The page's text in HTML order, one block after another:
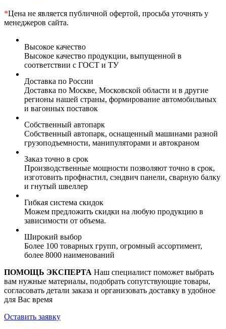
*Цена не является публичной офертой, просьба уточнять у
менеджеров сайта.
Высокое качество
Высокое качество продукции, выпущенной в
соответствии с ГОСТ и ТУ
Доставка по России
Доставка по Москве, Московской области и в другие
регионы нашей страны, формирование автомобильных
и вагонных поставок
Собственный автопарк
Собственный автопарк, оснащенный машинами разной
грузоподъемности, манипуляторами и автокраном
Заказ точно в срок
Производственные мощности позволяют точно в срок,
изготовить профнастил, сэндвич панели, сварную балку
и гнутый швеллер
Гибкая система скидок
Можем предложить скидки на любую продукцию в
зависимости от объема.
Широкий выбор
Более 100 товарных групп, огромный ассортимент,
более 8000 наименований
ПОМОЩЬ ЭКСПЕРТА Наш специалист поможет выбрать
вам нужные материалы, подобрать сопутствующие товары,
согласовать детали заказа и организовать доставку в удобное
для Вас время
Оставить заявку